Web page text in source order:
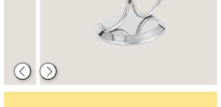
Atrás Siguiente